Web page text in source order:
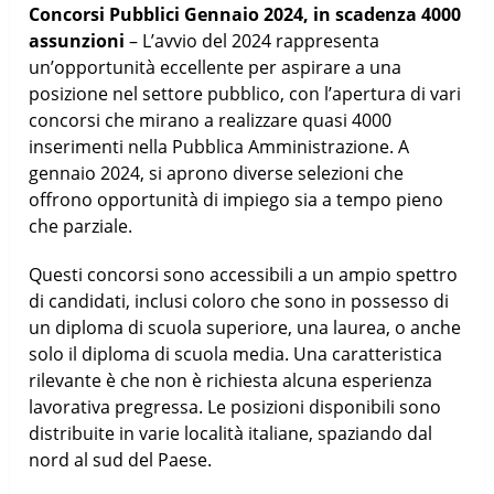
Concorsi Pubblici Gennaio 2024, in scadenza 4000
assunzioni – L’avvio del 2024 rappresenta
un’opportunità eccellente per aspirare a una
posizione nel settore pubblico, con l’apertura di vari
concorsi che mirano a realizzare quasi 4000
inserimenti nella Pubblica Amministrazione. A
gennaio 2024, si aprono diverse selezioni che
offrono opportunità di impiego sia a tempo pieno
che parziale.
Questi concorsi sono accessibili a un ampio spettro
di candidati, inclusi coloro che sono in possesso di
un diploma di scuola superiore, una laurea, o anche
solo il diploma di scuola media. Una caratteristica
rilevante è che non è richiesta alcuna esperienza
lavorativa pregressa. Le posizioni disponibili sono
distribuite in varie località italiane, spaziando dal
nord al sud del Paese.